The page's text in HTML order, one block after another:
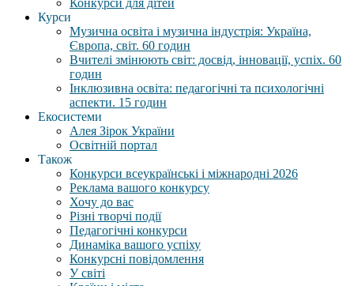
Конкурси для дітей
Курси
Музична освіта і музична індустрія: Україна,
Європа, світ. 60 годин
Вчителі змінюють світ: досвід, інновації, успіх. 60
годин
Інклюзивна освіта: педагогічні та психологічні
аспекти. 15 годин
Екосистеми
Алея Зірок України
Освітній портал
Також
Конкурси всеукраїнські і міжнародні 2026
Реклама вашого конкурсу
Хочу до вас
Різні творчі події
Педагогічні конкурси
Динаміка вашого успіху
Конкурсні повідомлення
У світі